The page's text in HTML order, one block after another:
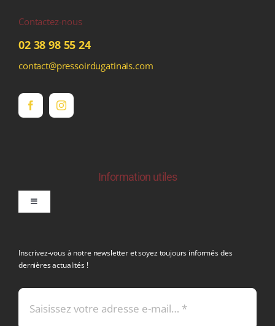
Contactez-nous
02 38 98 55 24
contact@pressoirdugatinais.com
Information utiles
Toggle
Mentions légales
Inscrivez-vous à notre newsletter et soyez toujours informés des
dernières actualités !